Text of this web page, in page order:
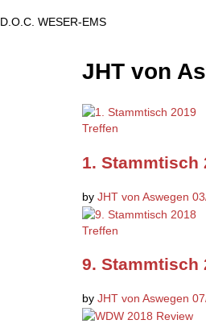
D.O.C. WESER-EMS
JHT von
Treffen
1. Stammtisch
by JHT von Aswegen
Treffen
9. Stammtisch
by JHT von Aswegen